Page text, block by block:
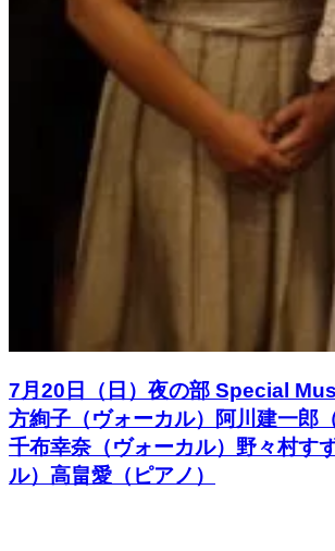
7月20日（日）夜の部 Special
方絢子（ヴォーカル）阿川建一郎
千布幸奈（ヴォーカル）野々村す
ル）高畠愛（ピアノ）